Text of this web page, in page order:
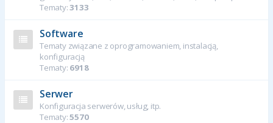
Tematy:3133
Software
Tematy związane z oprogramowaniem, instalacją,
konfiguracją
Tematy: 6918
Serwer
Konfiguracja serwerów, usług, itp.
Tematy:5570